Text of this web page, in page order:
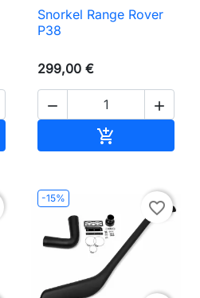
Snorkel Range Rover
P38
299,00 €
 

-15%
favorite_border